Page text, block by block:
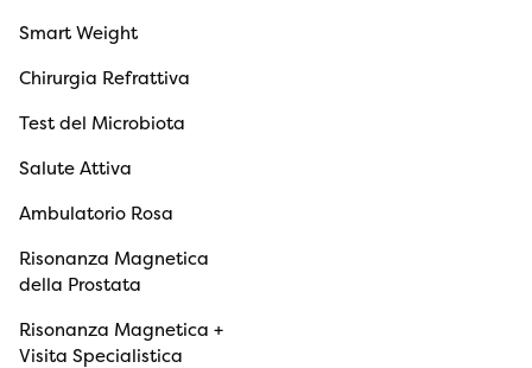
Smart Weight
Chirurgia Refrattiva
Test del Microbiota
Salute Attiva
Ambulatorio Rosa
Risonanza Magnetica
della Prostata
Risonanza Magnetica +
Visita Specialistica